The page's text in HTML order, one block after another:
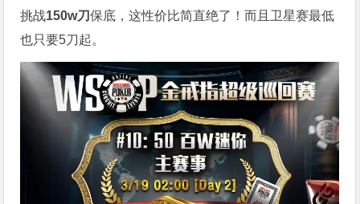
挑战150w刀保底，这性价比简直绝了！而且卫星赛最低
也只要5刀起。